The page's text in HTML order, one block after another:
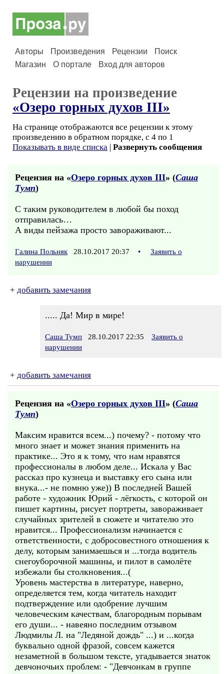
Авторы Произведения Рецензии
Поиск
Магазин
О портале Вход для авторов
Рецензии на произведение
«Озеро горных духов III»
На странице отображаются все рецензии к этому
произведению в обратном порядке, с 4 по 1
Показывать в виде списка | Развернуть сообщения
Рецензия на «Озеро горных духов III» (Саша
Тумп)
С таким руководителем в любой бы поход
отправилась…
А виды пейзажа просто завораживают...
Галина Польняк 28.10.2017 20:37 •
Заявить о
нарушении
+ добавить замечания
..... Да! Мир в мире!
Саша Тумп 28.10.2017 22:35
Заявить о
нарушении
+ добавить замечания
Рецензия на «Озеро горных духов III» (Саша
Тумп)
Максим нравится всем...) почему? - потому что
много знает и может знания применить на
практике... Это я к тому, что нам нравятся
профессионалы в любом деле... Искала у Вас
рассказ про кузнеца и выставку его сына или
внука...- не помню уже)) В последней Вашей
работе - художник Юрий - лёгкость, с которой он
пишет картины, рисует портреты, завораживает
случайных зрителей в сюжете и читателю это
нравится... Профессионализм начинается с
ответственности, с добросовестного отношения к
делу, которым занимаешься и ...тогда водитель
снегоуборочной машины, и пилот в самолёте
избежали бы столкновения...(
Уровень мастерства в литературе, наверно,
определяется тем, когда читатель находит
подтверждение или одобрение лучшим
человеческим качествам, благородным порывам
его души... - навеяно последним отзывом
Людмилы Л. на "Ледяной дождь" ...) и ...когда
буквально одной фразой, совсем кажется
незаметной в большом тексте, угадывается знаток
девчоночьих проблем: - "Девчонкам в группе